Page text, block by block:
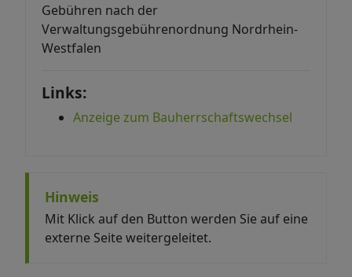
Gebühren nach der
Verwaltungsgebührenordnung Nordrhein-
Westfalen
Links:
Anzeige zum Bauherrschaftswechsel
Hinweis
Mit Klick auf den Button werden Sie auf eine
externe Seite weitergeleitet.